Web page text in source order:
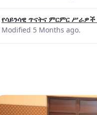
የሳይንሳዊ ጥናትና ምርምር
Modified 5 Months ago.